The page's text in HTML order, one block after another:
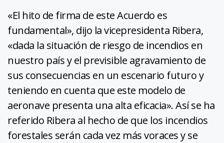
«El hito de firma de este Acuerdo es
fundamental», dijo la vicepresidenta Ribera,
«dada la situación de riesgo de incendios en
nuestro país y el previsible agravamiento de
sus consecuencias en un escenario futuro y
teniendo en cuenta que este modelo de
aeronave presenta una alta eficacia». Así se ha
referido Ribera al hecho de que los incendios
forestales serán cada vez más voraces y se